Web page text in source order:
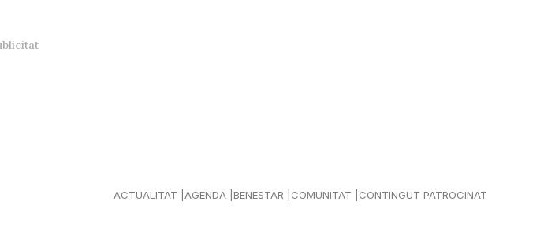
ACTUALITAT AGENDA BENESTAR COMUNITAT CONTINGUT PATROCINAT